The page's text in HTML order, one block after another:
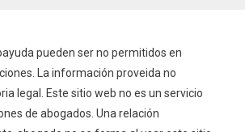
pueden ser no permitidos en
La información proveida no
legal. Este sitio web no es un servicio
de abogados. Una relación